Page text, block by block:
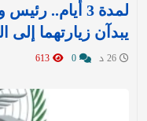
لمدة 3 أيام..
يبدآن زيارتهما إلى